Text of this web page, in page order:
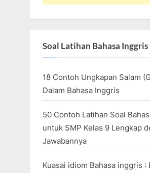
Soal Latihan Bahasa Inggris
18 Contoh Ungkapan Salam
Dalam Bahasa Inggris
50 Contoh Latihan Soal
untuk SMP Kelas 9 Lengkap
Jawabannya
Kuasai idiom Bahasa inggris :